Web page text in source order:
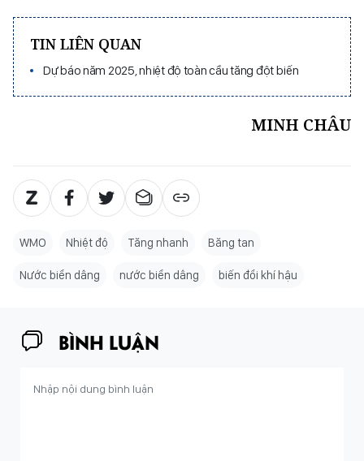
TIN LIÊN QUAN
Dự báo năm 2025, nhiệt độ toàn cầu tăng đột biến
MINH CHÂU
WMO Nhiệt độ Tăng nhanh Băng tan
Nước biển dâng nước biển dâng biến đổi khí hậu
BÌNH LUẬN